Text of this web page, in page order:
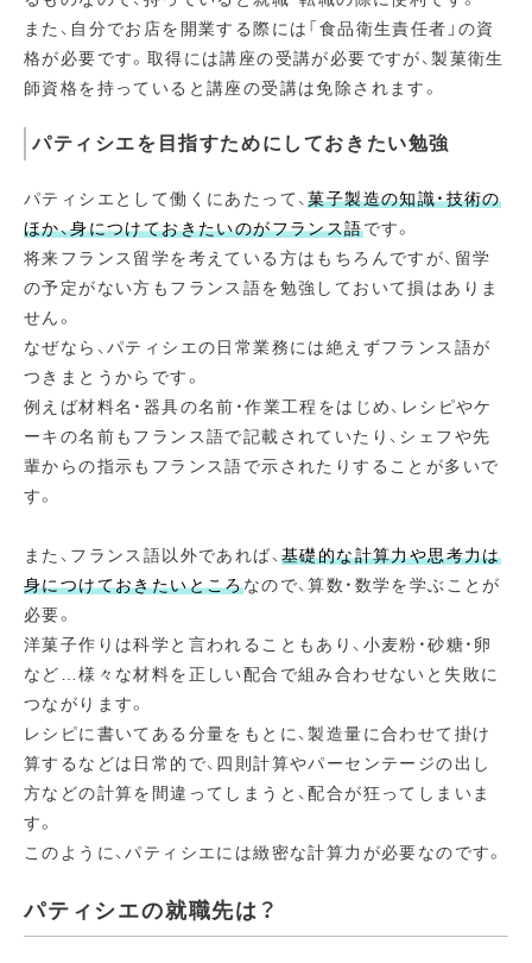
また、自分でお店を開業する際には「食品衛生責任者」の資
格が必要です。取得には講座の受講が必要ですが、製菓衛生
師資格を持っていると講座の受講は免除されます。
パティシエを目指すためにしておきたい勉強
パティシエとして働くにあたって、菓子製造の知識・技術の
ほか、身につけておきたいのがフランス語です。
将来フランス留学を考えている方はもちろんですが、留学
の予定がない方もフランス語を勉強しておいて損はありま
せん。
なぜなら、パティシエの日常業務には絶えずフランス語が
つきまとうからです。
例えば材料名・器具の名前・作業工程をはじめ、レシピやケ
ーキの名前もフランス語で記載されていたり、シェフや先
輩からの指示もフランス語で示されたりすることが多いで
す。
また、フランス語以外であれば、 基礎的な計算力や思考力は
身につけておきたいところなので、算数・数学を学ぶことが
必要。
洋菓子作りは科学と言われることもあり、小麦粉・砂糖・卵
など…様々な材料を正しい配合で組み合わせないと失敗に
つながります。
レシピに書いてある分量をもとに、製造量に合わせて掛け
算するなどは日常的で、四則計算やパーセンテージの出し
方などの計算を間違ってしまうと、配合が狂ってしまいま
す。
このように、パティシエには緻密な計算力が必要なのです。
パティシエの就職先は？